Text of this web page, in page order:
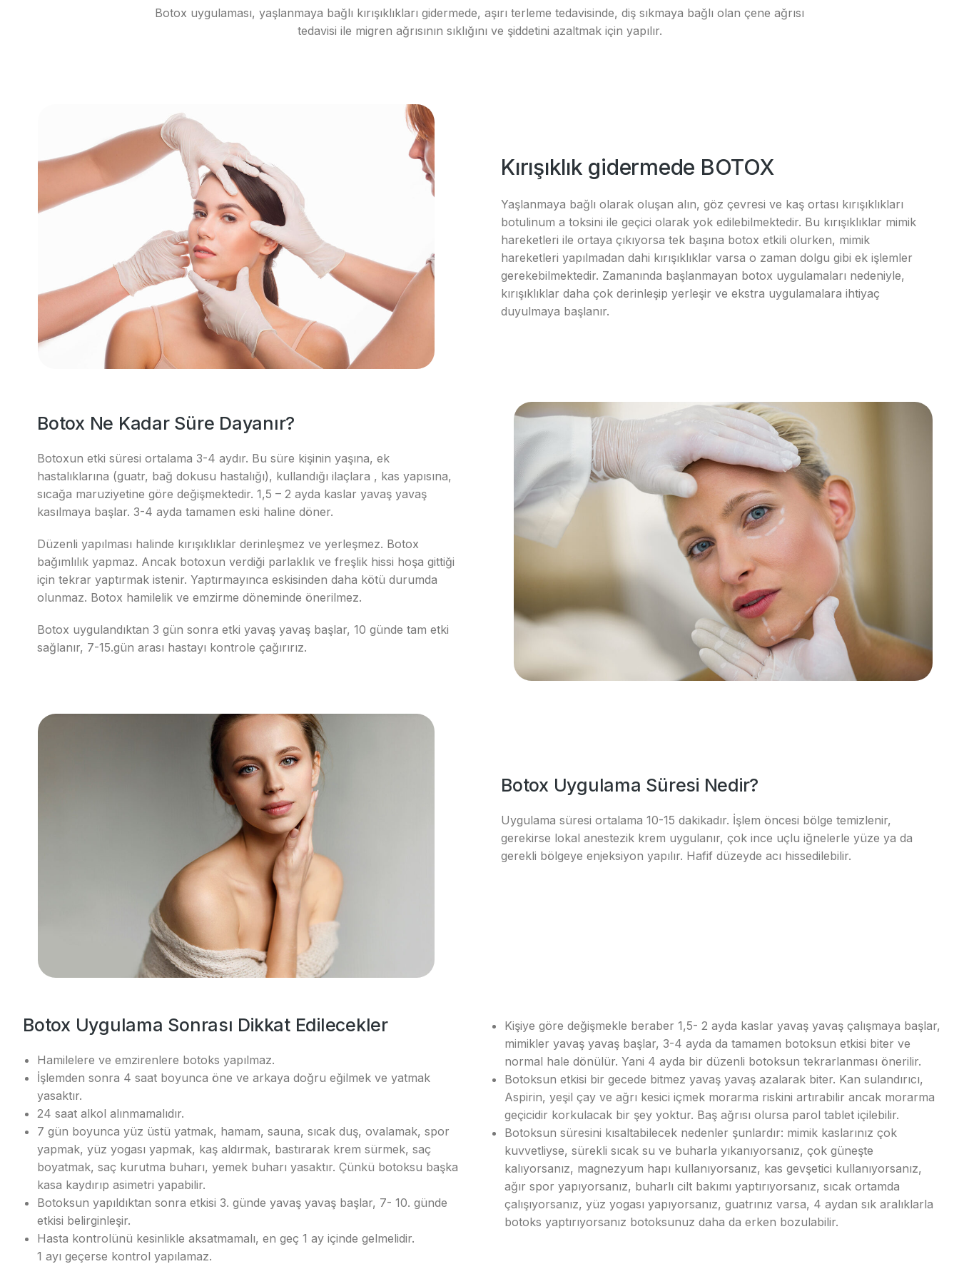
Botox uygulaması, yaşlanmaya bağlı kırışıklıkları gidermede, aşırı terleme tedavisinde, diş sıkmaya bağlı olan çene ağrısı
tedavisi ile migren ağrısının sıklığını ve şiddetini azaltmak için yapılır.
Kırışıklık gidermede BOTOX
Yaşlanmaya bağlı olarak oluşan alın, göz çevresi ve kaş ortası kırışıklıkları
botulinum a toksini ile geçici olarak yok edilebilmektedir. Bu kırışıklıklar mimik
hareketleri ile ortaya çıkıyorsa tek başına botox etkili olurken, mimik
hareketleri yapılmadan dahi kırışıklıklar varsa o zaman dolgu gibi ek işlemler
gerekebilmektedir. Zamanında başlanmayan botox uygulamaları nedeniyle,
kırışıklıklar daha çok derinleşip yerleşir ve ekstra uygulamalara ihtiyaç
duyulmaya başlanır.
Botox Ne Kadar Süre Dayanır?
Botoxun etki süresi ortalama 3-4 aydır. Bu süre kişinin yaşına, ek
hastalıklarına (guatr, bağ dokusu hastalığı), kullandığı ilaçlara , kas yapısına,
sıcağa maruziyetine göre değişmektedir. 1,5 – 2 ayda kaslar yavaş yavaş
kasılmaya başlar. 3-4 ayda tamamen eski haline döner.
Düzenli yapılması halinde kırışıklıklar derinleşmez ve yerleşmez. Botox
bağımlılık yapmaz. Ancak botoxun verdiği parlaklık ve freşlik hissi hoşa gittiği
için tekrar yaptırmak istenir. Yaptırmayınca eskisinden daha kötü durumda
olunmaz. Botox hamilelik ve emzirme döneminde önerilmez.
Botox uygulandıktan 3 gün sonra etki yavaş yavaş başlar, 10 günde tam etki
sağlanır, 7-15.gün arası hastayı kontrole çağırırız.
Botox Uygulama Süresi Nedir?
Uygulama süresi ortalama 10-15 dakikadır. İşlem öncesi bölge temizlenir,
gerekirse lokal anestezik krem uygulanır, çok ince uçlu iğnelerle yüze ya da
gerekli bölgeye enjeksiyon yapılır. Hafif düzeyde acı hissedilebilir.
Botox Uygulama Sonrası Dikkat Edilecekler
Hamilelere ve emzirenlere botoks yapılmaz.
İşlemden sonra 4 saat boyunca öne ve arkaya doğru eğilmek ve yatmak
yasaktır.
24 saat alkol alınmamalıdır.
7 gün boyunca yüz üstü yatmak, hamam, sauna, sıcak duş, ovalamak, spor
yapmak, yüz yogası yapmak, kaş aldırmak, bastırarak krem sürmek, saç
boyatmak, saç kurutma buharı, yemek buharı yasaktır. Çünkü botoksu başka
kasa kaydırıp asimetri yapabilir.
Botoksun yapıldıktan sonra etkisi 3. günde yavaş yavaş başlar, 7- 10. günde
etkisi belirginleşir.
Hasta kontrolünü kesinlikle aksatmamalı, en geç 1 ay içinde gelmelidir.
1 ayı geçerse kontrol yapılamaz.
Kişiye göre değişmekle beraber 1,5- 2 ayda kaslar yavaş yavaş çalışmaya başlar,
mimikler yavaş yavaş başlar, 3-4 ayda da tamamen botoksun etkisi biter ve
normal hale dönülür. Yani 4 ayda bir düzenli botoksun tekrarlanması önerilir.
Botoksun etkisi bir gecede bitmez yavaş yavaş azalarak biter. Kan sulandırıcı,
Aspirin, yeşil çay ve ağrı kesici içmek morarma riskini artırabilir ancak morarma
geçicidir korkulacak bir şey yoktur. Baş ağrısı olursa parol tablet içilebilir.
Botoksun süresini kısaltabilecek nedenler şunlardır: mimik kaslarınız çok
kuvvetliyse, sürekli sıcak su ve buharla yıkanıyorsanız, çok güneşte
kalıyorsanız, magnezyum hapı kullanıyorsanız, kas gevşetici kullanıyorsanız,
ağır spor yapıyorsanız, buharlı cilt bakımı yaptırıyorsanız, sıcak ortamda
çalışıyorsanız, yüz yogası yapıyorsanız, guatrınız varsa, 4 aydan sık aralıklarla
botoks yaptırıyorsanız botoksunuz daha da erken bozulabilir.